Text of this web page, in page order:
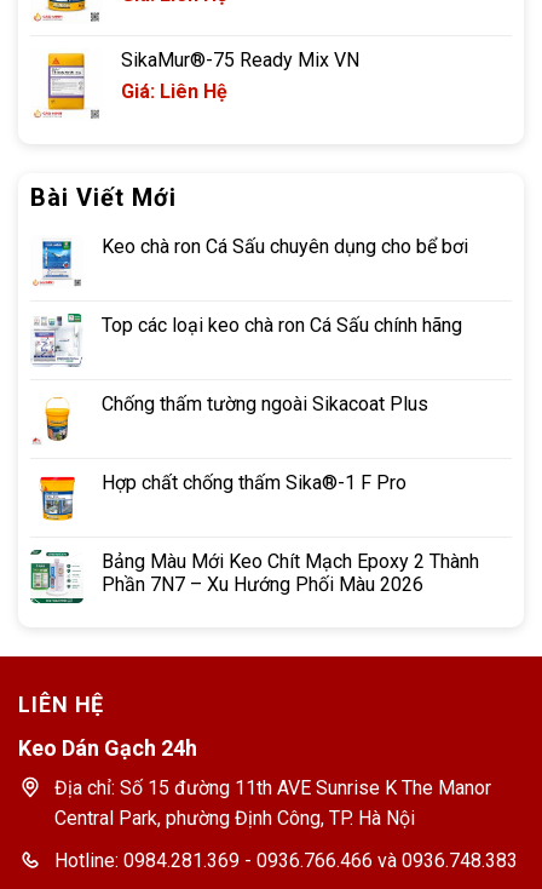
SikaMur®-75 Ready Mix VN
Giá: Liên Hệ
Bài Viết Mới
Keo chà ron Cá Sấu chuyên dụng cho bể bơi
Top các loại keo chà ron Cá Sấu chính hãng
Chống thấm tường ngoài Sikacoat Plus
Hợp chất chống thấm Sika®-1 F Pro
Bảng Màu Mới Keo Chít Mạch Epoxy 2 Thành
Phần 7N7 – Xu Hướng Phối Màu 2026
LIÊN HỆ
Keo Dán Gạch 24h
Địa chỉ: Số 15 đường 11th AVE Sunrise K The Manor
Central Park, phường Định Công, TP. Hà Nội
Hotline: 0984.281.369 - 0936.766.466 và 0936.748.383